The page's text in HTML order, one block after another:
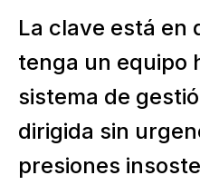
La clave está en
tenga un equipo
sistema de
dirigida sin
presiones